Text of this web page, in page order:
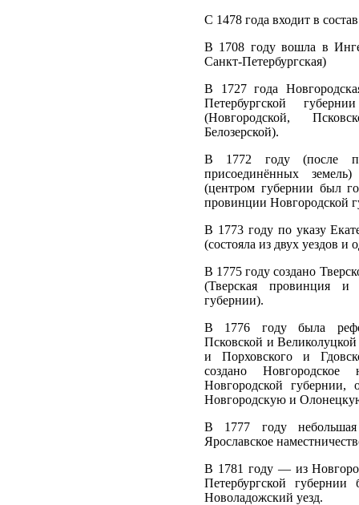
С 1478 года входит в
В 1708 году вошла в
Санкт-Петербургская)
В 1727 года
Петербургской
(Новгородской,
Белозерской).
В 1772 году (после
присоединённых
(центром губернии был
провинции Новгородской
В 1773 году по указу
(состояла из двух уездов и
В 1775 году создано
(Тверская провинция и
губернии).
В 1776 году была
Псковской и
и Порховского и
создано Новгородское
Новгородской
Новгородскую и
В 1777 году
Ярославское
В 1781 году — из
Петербургской
Новоладожский уезд.